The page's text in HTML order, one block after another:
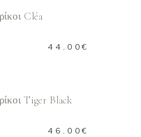
44.00€
46.00€